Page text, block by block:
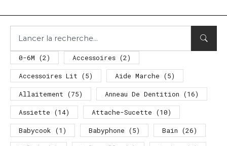
0-6M (2) Accessoires (2)
Accessoires Lit (5) Aide Marche (5)
Allaitement (75) Anneau De Dentition (16)
Assiette (14) Attache-Sucette (10)
Babycook (1) Babyphone (5) Bain (26)